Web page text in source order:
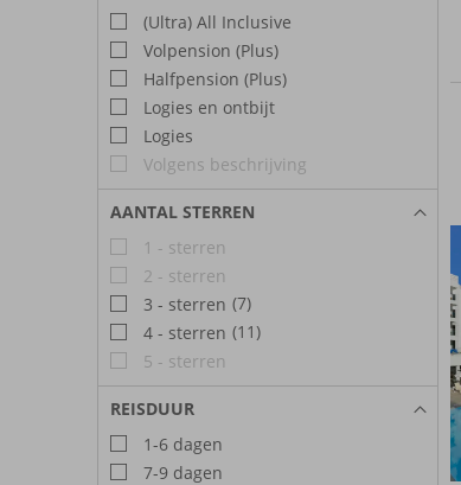
(Ultra) All Inclusive
Volpension (Plus)
Halfpension (Plus)
Logies en ontbijt
Logies
Volgens beschrijving
AANTAL STERREN
1 - sterren
2 - sterren
3 - sterren (7)
4 - sterren (11)
5 - sterren
REISDUUR
1-6 dagen
7-9 dagen